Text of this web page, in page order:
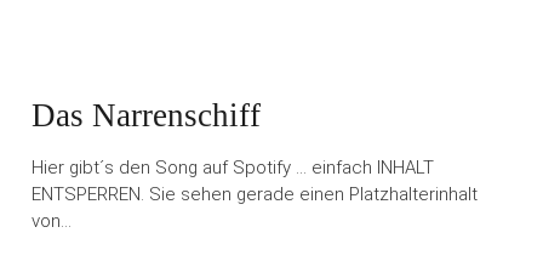
Das Narrenschiff
Hier gibt´s den Song auf Spotify … einfach INHALT
ENTSPERREN. Sie sehen gerade einen Platzhalterinhalt
von…